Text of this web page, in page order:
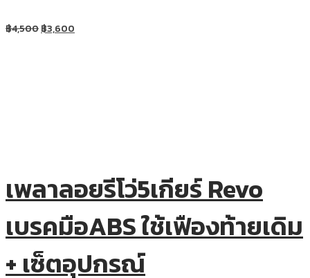
฿4,500฿3,600
เพลาลอยรีโว่5เกียร์ Revo
เบรคมือABS ใช้เฟืองท้ายเดิม
+ เซ็ตอุปกรณ์